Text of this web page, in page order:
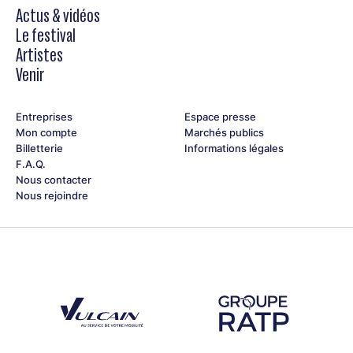
Florent Briqué (trompette, bugle)
Lucas Territo (guitare, basse)
Damien Bernard (batterie)
Actus & vidéos
Le festival
Artistes
Venir
Entreprises
Mon compte
Billetterie
F.A.Q.
Nous contacter
Nous rejoindre
Espace presse
Marchés publics
Informations légales